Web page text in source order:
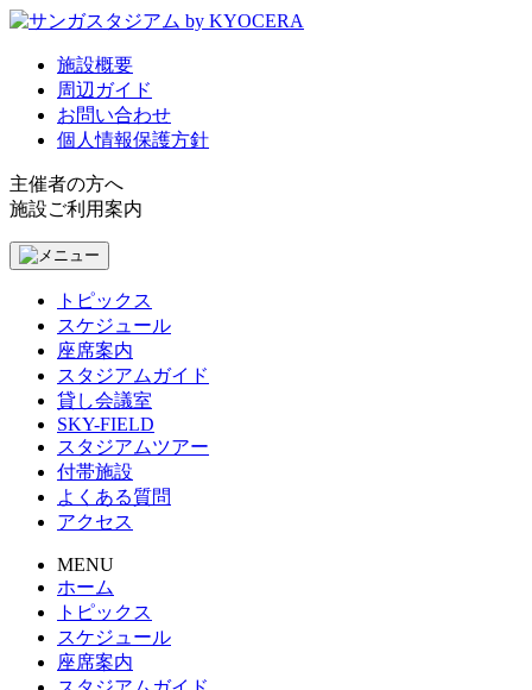
施設概要
周辺ガイド
お問い合わせ
個人情報保護方針
主催者の方へ
施設ご利用案内
トピックス
スケジュール
座席案内
スタジアムガイド
貸し会議室
SKY-FIELD
スタジアムツアー
付帯施設
よくある質問
アクセス
MENU
ホーム
トピックス
スケジュール
座席案内